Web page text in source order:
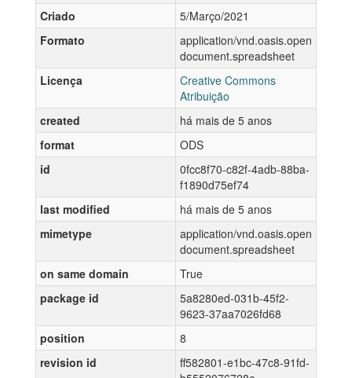
Criado
5/Março/2021
Formato
application/vnd.oasis.open
document.spreadsheet
Licença
Creative Commons
Atribuição
created
há mais de 5 anos
format
ODS
id
0fcc8f70-c82f-4adb-88ba-
f1890d75ef74
last modified
há mais de 5 anos
mimetype
application/vnd.oasis.open
document.spreadsheet
on same domain
True
package id
5a8280ed-031b-45f2-
9623-37aa7026fd68
position
8
revision id
ff582801-e1bc-47c8-91fd-